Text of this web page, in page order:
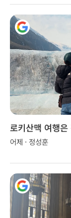
로키산맥 여행
어제 · 정성훈